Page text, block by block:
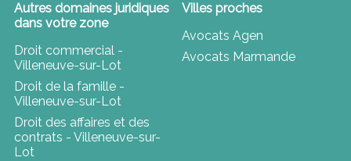
Autres domaines juridiques
dans votre zone
Droit commercial -
Villeneuve-sur-Lot
Droit de la famille -
Villeneuve-sur-Lot
Droit des affaires et des
contrats - Villeneuve-sur-
Lot
Villes proches
Avocats Agen
Avocats Marmande